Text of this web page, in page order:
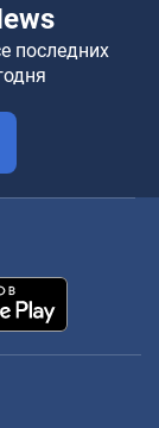
последних